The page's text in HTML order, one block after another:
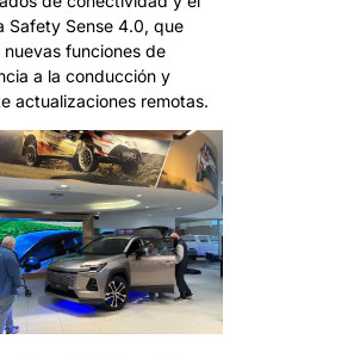
Safety Sense 4.0, que
nuevas funciones de
a la conducción y
actualizaciones remotas.